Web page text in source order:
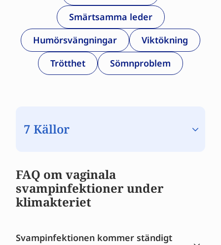
Smärtsamma leder
Humörsvängningar
Viktökning
Trötthet
Sömnproblem
7 Källor
FAQ om vaginala
svampinfektioner under
klimakteriet
Svampinfektionen kommer ständigt